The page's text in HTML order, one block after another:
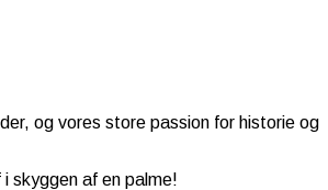
og vores store passion for historie og
skyggen af en palme!